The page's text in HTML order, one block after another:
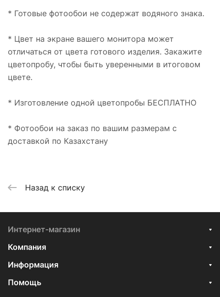
* Готовые фотообои не содержат водяного знака.
* Цвет на экране вашего монитора может
отличаться от цвета готового изделия. Закажите
цветопробу, чтобы быть уверенными в итоговом
цвете.
* Изготовление одной цветопробы БЕСПЛАТНО
* Фотообои на заказ по вашим размерам с
доставкой по Казахстану
Назад к списку
Интернет-магазин
Компания
Информация
Помощь